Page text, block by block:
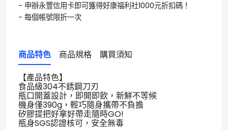
- 申辦永豐信用卡即可獲得好康福利社1000元折扣碼！
- 每個帳號限折一次
商品特色 商品規格 購買須知
【產品特色】
食品級304不銹鋼刀刃
瓶口開蓋設計，即開即飲，新鮮不等候
機身僅390g，輕巧隨身攜帶不負擔
矽膠提把好拿好帶走隨時GO!
瓶身SGS認證核可，安全無毒